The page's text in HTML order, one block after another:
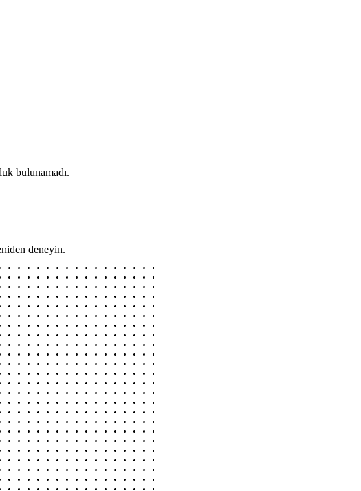
bulunamadı.
deneyin.